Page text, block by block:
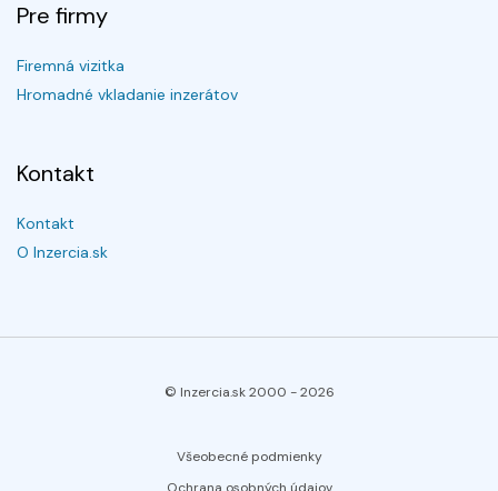
Pre firmy
Firemná vizitka
Hromadné vkladanie inzerátov
Kontakt
Kontakt
O Inzercia.sk
© Inzercia.sk 2000 -2026
Všeobecné podmienky